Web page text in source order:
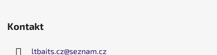
Kontakt
ltbaits.cz@seznam.cz